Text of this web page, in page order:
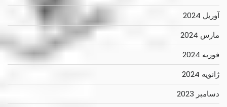
آوریل 2024
مارس 2024
فوریه 2024
ژانویه 2024
دسامبر 2023